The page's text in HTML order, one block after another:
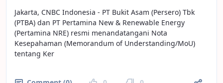
Jakarta, CNBC Indonesia - PT Bukit Asam (Persero) Tbk
(PTBA) dan PT Pertamina New & Renewable Energy
(Pertamina NRE) resmi menandatangani Nota
Kesepahaman (Memorandum of Understanding/MoU)
tentang Ker